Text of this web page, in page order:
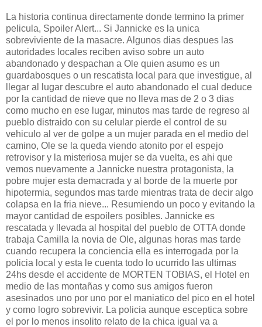
La historia continua directamente donde termino la primer
pelicula, Spoiler Alert... Si Jannicke es la unica
sobreviviente de la masacre. Algunos dias despues las
autoridades locales reciben aviso sobre un auto
abandonado y despachan a Ole quien asumo es un
guardabosques o un rescatista local para que investigue, al
llegar al lugar descubre el auto abandonado el cual deduce
por la cantidad de nieve que no lleva mas de 2 o 3 dias
como mucho en ese lugar, minutos mas tarde de regreso al
pueblo distraido con su celular pierde el control de su
vehiculo al ver de golpe a un mujer parada en el medio del
camino, Ole se la queda viendo atonito por el espejo
retrovisor y la misteriosa mujer se da vuelta, es ahi que
vemos nuevamente a Jannicke nuestra protagonista, la
pobre mujer esta demacrada y al borde de la muerte por
hipotermia, segundos mas tarde mientras trata de decir algo
colapsa en la fria nieve... Resumiendo un poco y evitando la
mayor cantidad de espoilers posibles. Jannicke es
rescatada y llevada al hospital del pueblo de OTTA donde
trabaja Camilla la novia de Ole, algunas horas mas tarde
cuando recupera la conciencia ella es interrogada por la
policia local y esta le cuenta todo lo ucurrido las ultimas
24hs desde el accidente de MORTEN TOBIAS, el Hotel en
medio de las montañas y como sus amigos fueron
asesinados uno por uno por el maniatico del pico en el hotel
y como logro sobrevivir. La policia aunque esceptica sobre
el por lo menos insolito relato de la chica igual va a